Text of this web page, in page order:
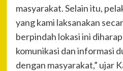
masyarakat. Selain itu,
yang kami laksanakan
berpindah lokasi ini
komunikasi dan informasi
dengan masyarakat,” ujar